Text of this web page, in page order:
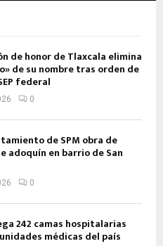
de honor de Tlaxcala elimina
de su nombre tras orden de
federal
0
de SPM obra de
adoquín en barrio de San
0
242 camas hospitalarias
médicas del país